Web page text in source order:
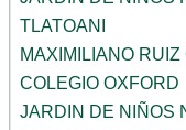
TLATOANI
MAXIMILIANO
COLEGIO OXFORD
JARDIN DE NIÑOS